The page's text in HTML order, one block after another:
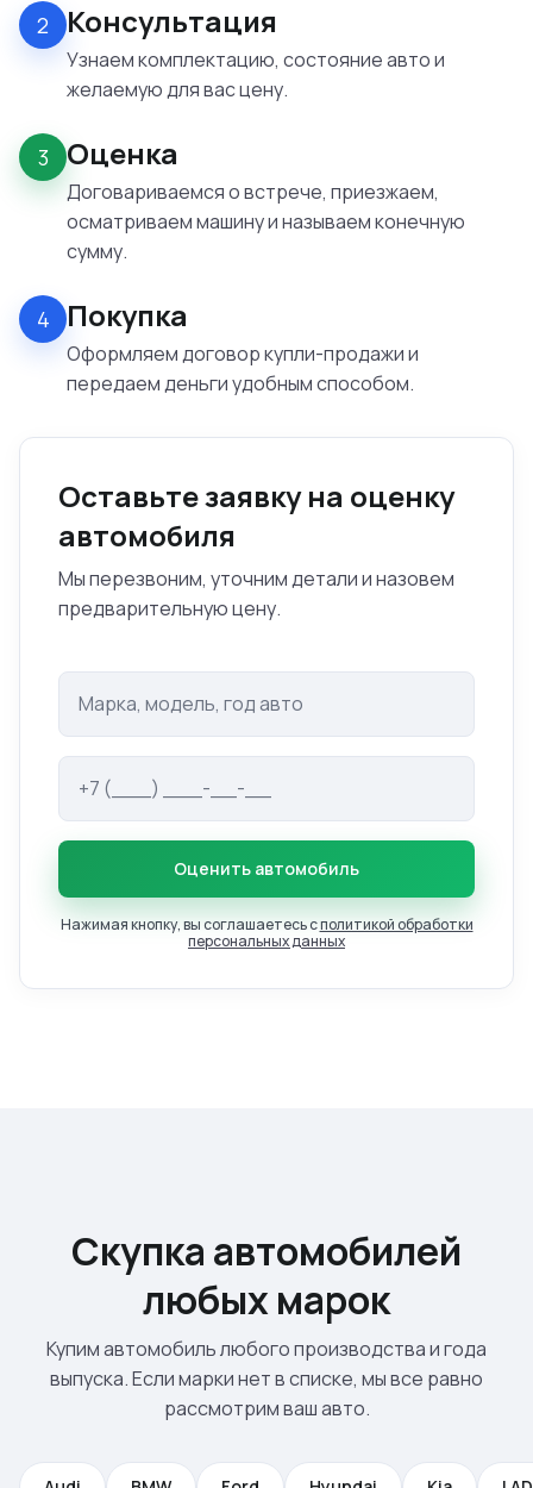
2 Консультация
Узнаем комплектацию, состояние авто и
желаемую для вас цену.
3 Оценка
Договариваемся о встрече, приезжаем,
осматриваем машину и называем конечную
сумму.
4 Покупка
Оформляем договор купли-продажи и
передаем деньги удобным способом.
Оставьте заявку на оценку
автомобиля
Мы перезвоним, уточним детали и назовем
предварительную цену.
Оценить автомобиль
Нажимая кнопку, вы соглашаетесь сполитикой обработки
персональных данных
Скупка автомобилей
любых марок
Купим автомобиль любого производства и года
выпуска. Если марки нет в списке, мы все равно
рассмотрим ваш авто.